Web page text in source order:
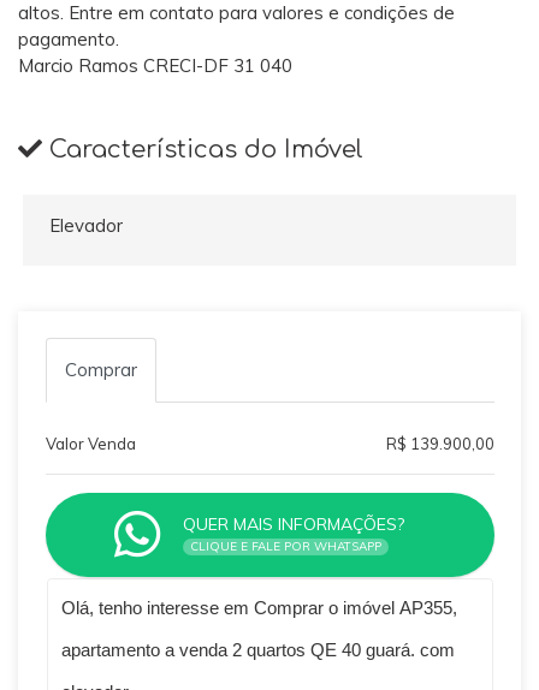
altos. Entre em contato para valores e condições de
pagamento.
​Marcio Ramos CRECI-DF 31 040
Características do Imóvel
Elevador
Comprar
Valor Venda R$ 139.900,00
QUER MAIS INFORMAÇÕES?
CLIQUE E FALE POR WHATSAPP